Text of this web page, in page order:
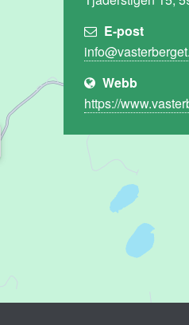
E-post
Webb
https://